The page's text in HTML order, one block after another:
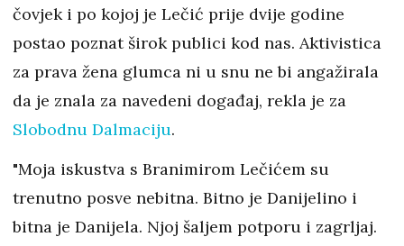
čovjek i po kojoj je Lečić prije dvije godine
postao poznat širok publici kod nas. Aktivistica
za prava žena glumca ni u snu ne bi angažirala
da je znala za navedeni događaj, rekla je za
Slobodnu Dalmaciju.
"Moja iskustva s Branimirom Lečićem su
trenutno posve nebitna. Bitno je Danijelino i
bitna je Danijela. Njoj šaljem potporu i zagrljaj.